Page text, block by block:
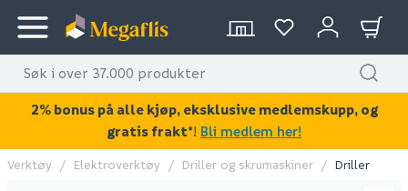
KAN DISSE VÆRE AV INTERESSE?
Verktøy Elektroverktøy Driller og skrumaskiner Driller
2% bonus på alle kjøp, eksklusive medlemskupp, og
gratis frakt*! Bli medlem her!